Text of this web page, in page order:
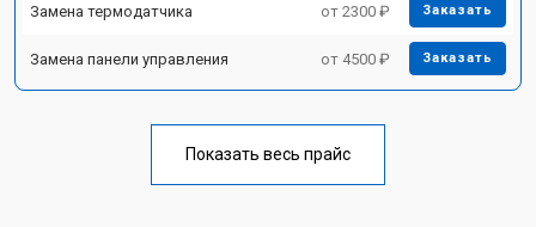
Замена термодатчика от 2300 ₽ Заказать
Замена панели управления от 4500 ₽ Заказать
Показать весь прайс